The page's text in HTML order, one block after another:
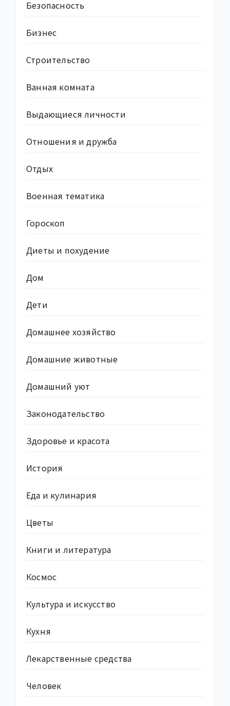
Безопасность
Бизнес
Строительство
Ванная комната
Выдающиеся личности
Отношения и дружба
Отдых
Военная тематика
Гороскоп
Диеты и похудение
Дом
Дети
Домашнее хозяйство
Домашние животные
Домашний уют
Законодательство
Здоровье и красота
История
Еда и кулинария
Цветы
Книги и литература
Космос
Культура и искусство
Кухня
Лекарственные средства
Человек